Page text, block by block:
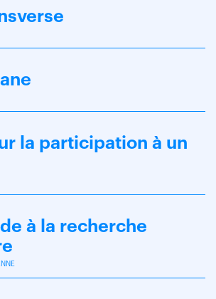
la participation à un
à la recherche